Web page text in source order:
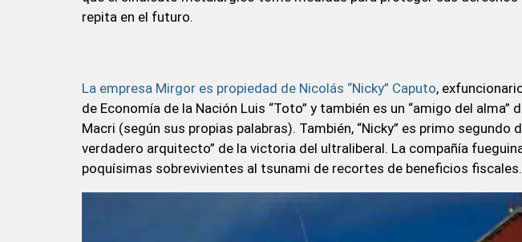
repita en el futuro.
La empresa Mirgor es propiedad de Nicolás “Nicky” Caputo,
de Economía de la Nación Luis “Toto” y también es un “amigo del alma”
Macri (según sus propias palabras). También, “Nicky” es primo segundo
verdadero arquitecto” de la victoria del ultraliberal. La compañía
poquísimas sobrevivientes al tsunami de recortes de beneficios fiscales.